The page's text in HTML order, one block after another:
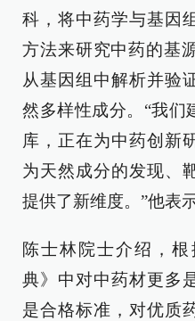
科，将中药学与基因
方法来研究中药的基
从基因组中解析并验
然多样性成分。“我们
库，正在为中药创新
为天然成分的发现、
提供了新维度。”他表示
陈士林院士介绍，
典》中对中药材更多
是合格标准，对优质